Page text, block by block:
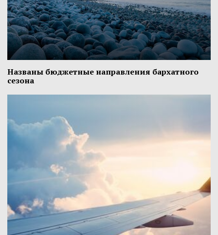
Названы бюджетные направления бархатного
сезона